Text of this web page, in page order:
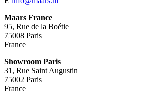
Maars France
95, Rue de la Boétie
75008 Paris
France
Showroom Paris
31, Rue Saint Augustin
75002 Paris
France